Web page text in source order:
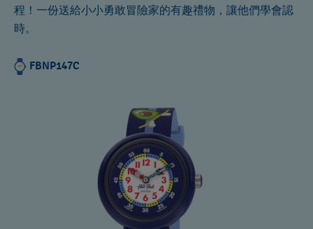
程！一份送給小小勇敢冒險家的有趣禮物，讓他們學會認
時。
FBNP147C